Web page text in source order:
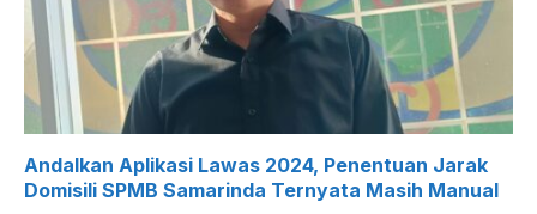
Andalkan Aplikasi Lawas 2024, Penentuan Jarak
Domisili SPMB Samarinda Ternyata Masih Manual